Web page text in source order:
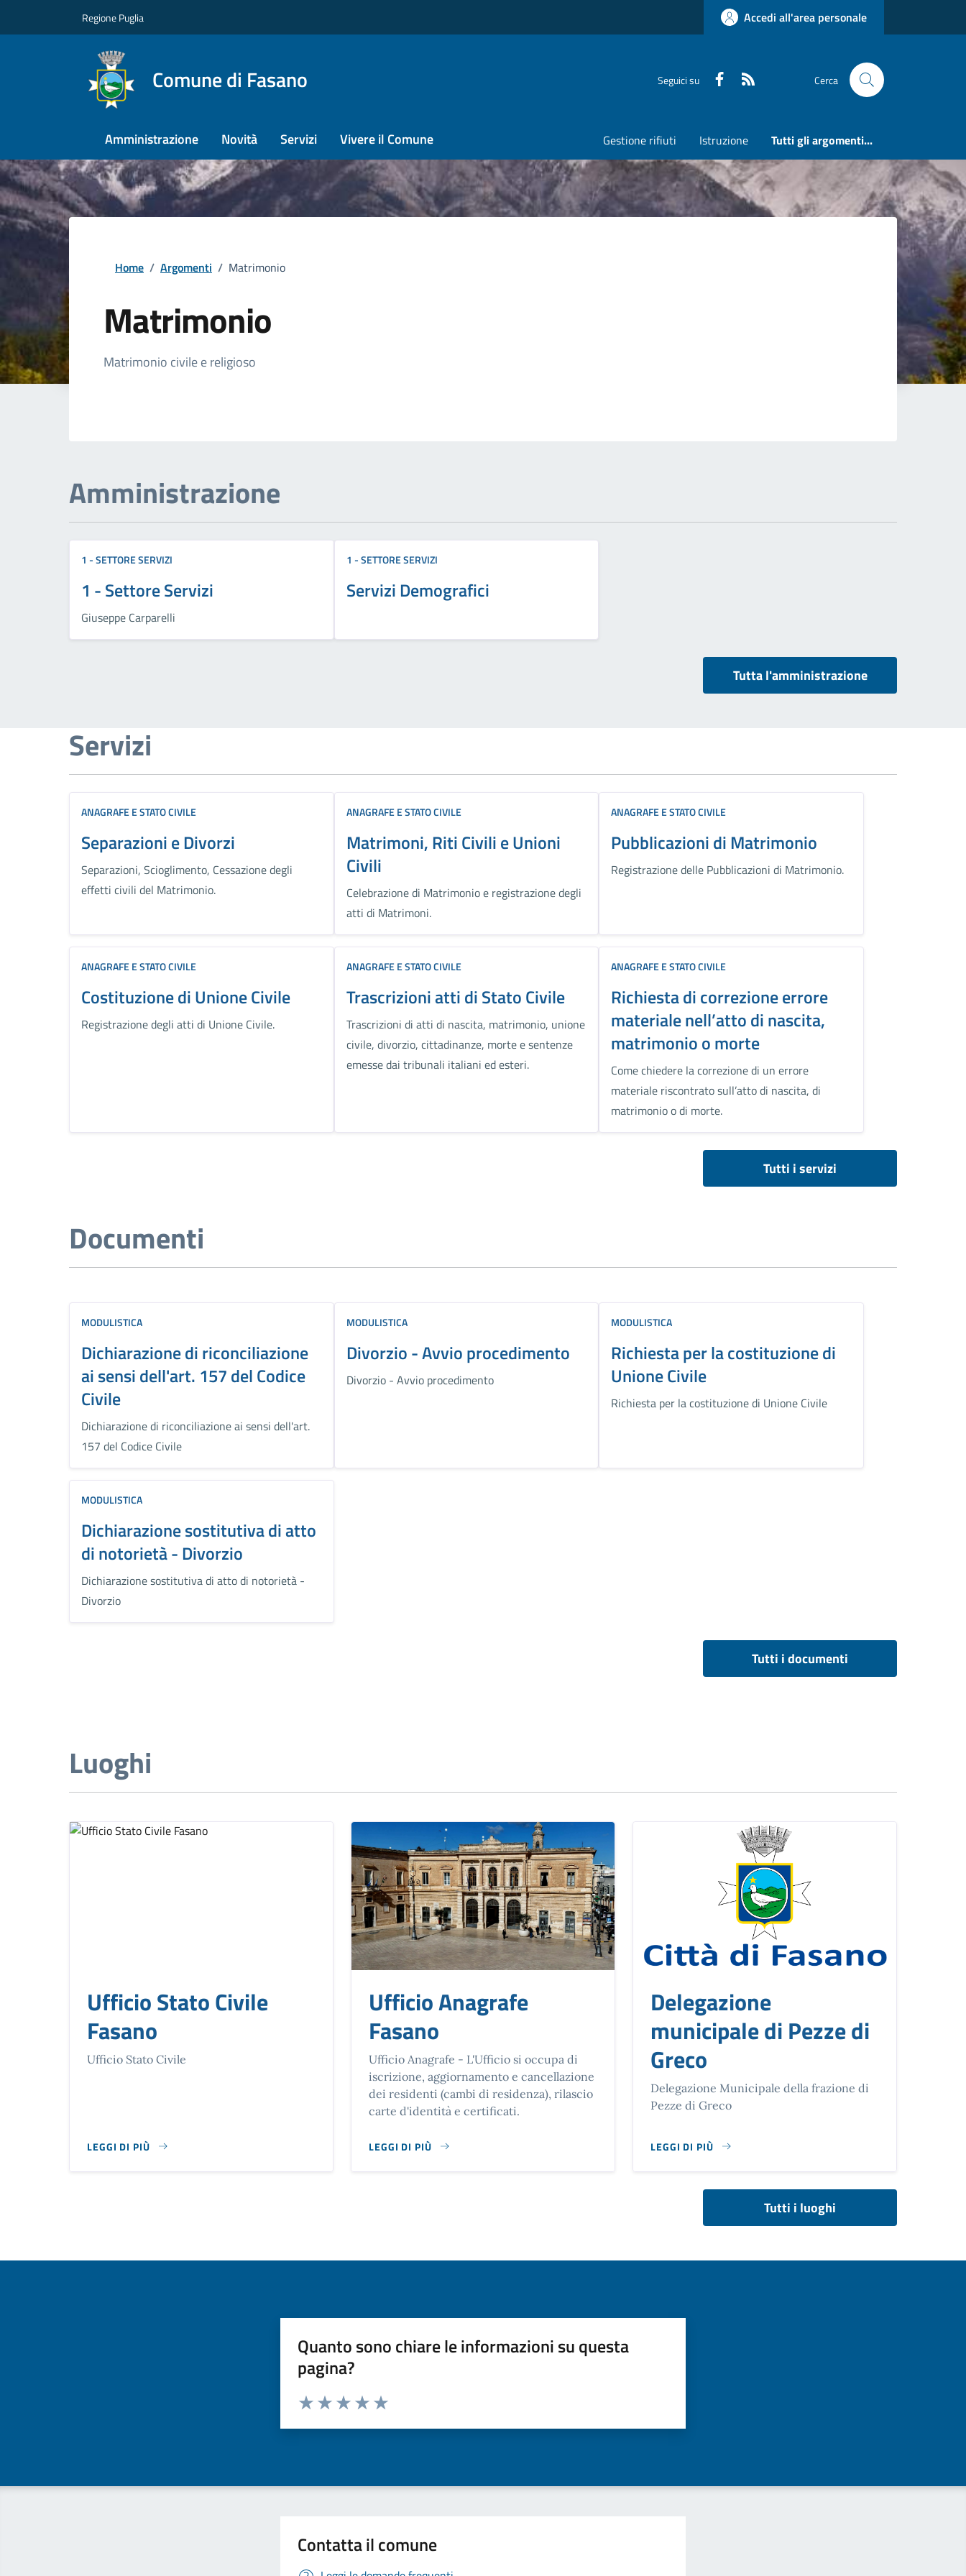
Regione Puglia Accedi all'area personale
Comune di Fasano Seguici su Faceboook Cerca
Amministrazione Novità Servizi Vivere il Comune Gestione rifiuti Istruzione Tutti gli argomenti...
Home / Argomenti / Matrimonio
Matrimonio
Dettagli della notizia
Matrimonio civile e religioso
Amministrazione
1 - SETTORE SERVIZI
1 - Settore Servizi
Giuseppe Carparelli
1 - SETTORE SERVIZI
Servizi Demografici
Tutta l'amministrazione
Servizi
ANAGRAFE E STATO CIVILE
Separazioni e Divorzi
Separazioni, Scioglimento, Cessazione degli
effetti civili del Matrimonio.
ANAGRAFE E STATO CIVILE
Matrimoni, Riti Civili e Unioni
Civili
Celebrazione di Matrimonio e registrazione degli
atti di Matrimoni.
ANAGRAFE E STATO CIVILE
Pubblicazioni di Matrimonio
Registrazione delle Pubblicazioni di Matrimonio.
ANAGRAFE E STATO CIVILE
Costituzione di Unione Civile
Registrazione degli atti di Unione Civile.
ANAGRAFE E STATO CIVILE
Trascrizioni atti di Stato Civile
Trascrizioni di atti di nascita, matrimonio, unione
civile, divorzio, cittadinanze, morte e sentenze
emesse dai tribunali italiani ed esteri.
ANAGRAFE E STATO CIVILE
Richiesta di correzione errore
materiale nell’atto di nascita,
matrimonio o morte
Come chiedere la correzione di un errore
materiale riscontrato sull’atto di nascita, di
matrimonio o di morte.
Tutti i servizi
Documenti
MODULISTICA
Dichiarazione di riconciliazione
ai sensi dell'art. 157 del Codice
Civile
Dichiarazione di riconciliazione ai sensi dell'art.
157 del Codice Civile
MODULISTICA
Divorzio - Avvio procedimento
Divorzio - Avvio procedimento
MODULISTICA
Richiesta per la costituzione di
Unione Civile
Richiesta per la costituzione di Unione Civile
MODULISTICA
Dichiarazione sostitutiva di atto
di notorietà - Divorzio
Dichiarazione sostitutiva di atto di notorietà -
Divorzio
Tutti i documenti
Luoghi
Ufficio Stato Civile
Fasano
Ufficio Stato Civile
LEGGI DI PIÙ
SU UFFICIO STATO CIVILE FASANO
Ufficio Anagrafe
Fasano
Ufficio Anagrafe - L'Ufficio si occupa di
iscrizione, aggiornamento e cancellazione
dei residenti (cambi di residenza), rilascio
carte d'identità e certificati.
LEGGI DI PIÙ
SU UFFICIO ANAGRAFE FASANO
Delegazione
municipale di Pezze di
Greco
Delegazione Municipale della frazione di
Pezze di Greco
LEGGI DI PIÙ
SU DELEGAZIONE MUNICIPALE DI PEZZE DI GRECO
Tutti i luoghi
Quanto sono chiare le informazioni su questa
pagina?
Valuta da 1 a 5 stelle la pagina
Contatta il comune